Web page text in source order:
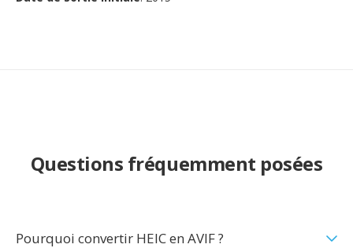
Questions fréquemment posées
Pourquoi convertir HEIC en AVIF ?